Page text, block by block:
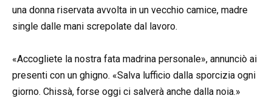
una donna riservata avvolta in un vecchio camice, madre
single dalle mani screpolate dal lavoro.
«Accogliete la nostra fata madrina personale», annunciò ai
presenti con un ghigno. «Salva lufficio dalla sporcizia ogni
giorno. Chissà, forse oggi ci salverà anche dalla noia.»